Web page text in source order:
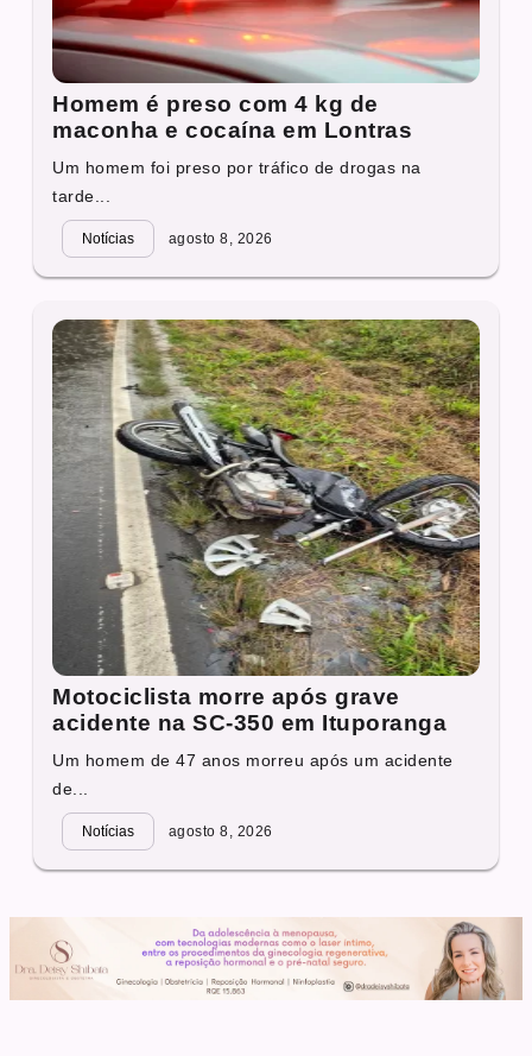
Homem é preso com 4 kg de
maconha e cocaína em Lontras
Um homem foi preso por tráfico de drogas na
tarde...
Notícias agosto 8, 2026
Motociclista morre após grave
acidente na SC-350 em Ituporanga
Um homem de 47 anos morreu após um acidente
de...
Notícias agosto 8, 2026